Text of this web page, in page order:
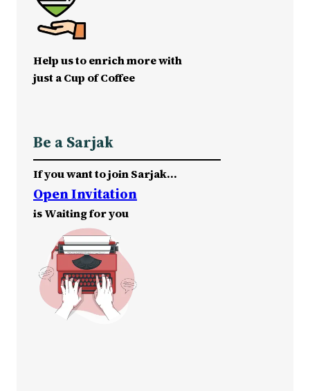
Help us to enrich more with
just a Cup of Coffee
Be a Sarjak
If you want to join Sarjak…
Open Invitation
is Waiting for you